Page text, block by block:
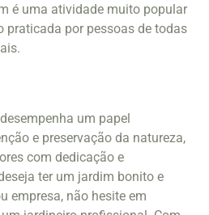
é uma atividade muito popular
praticada por pessoas de todas
um papel
e preservação da natureza,
com dedicação e
ter um jardim bonito e
empresa, não hesite em